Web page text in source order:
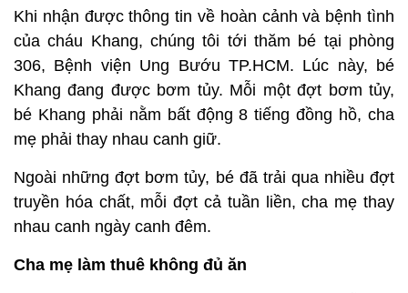
Khi nhận được thông tin về hoàn cảnh và bệnh tình
của cháu Khang, chúng tôi tới thăm bé tại phòng
306, Bệnh viện Ung Bướu TP.HCM. Lúc này, bé
Khang đang được bơm tủy. Mỗi một đợt bơm tủy,
bé Khang phải nằm bất động 8 tiếng đồng hồ, cha
mẹ phải thay nhau canh giữ.
Ngoài những đợt bơm tủy, bé đã trải qua nhiều đợt
truyền hóa chất, mỗi đợt cả tuần liền, cha mẹ thay
nhau canh ngày canh đêm.
Cha mẹ làm thuê không đủ ăn